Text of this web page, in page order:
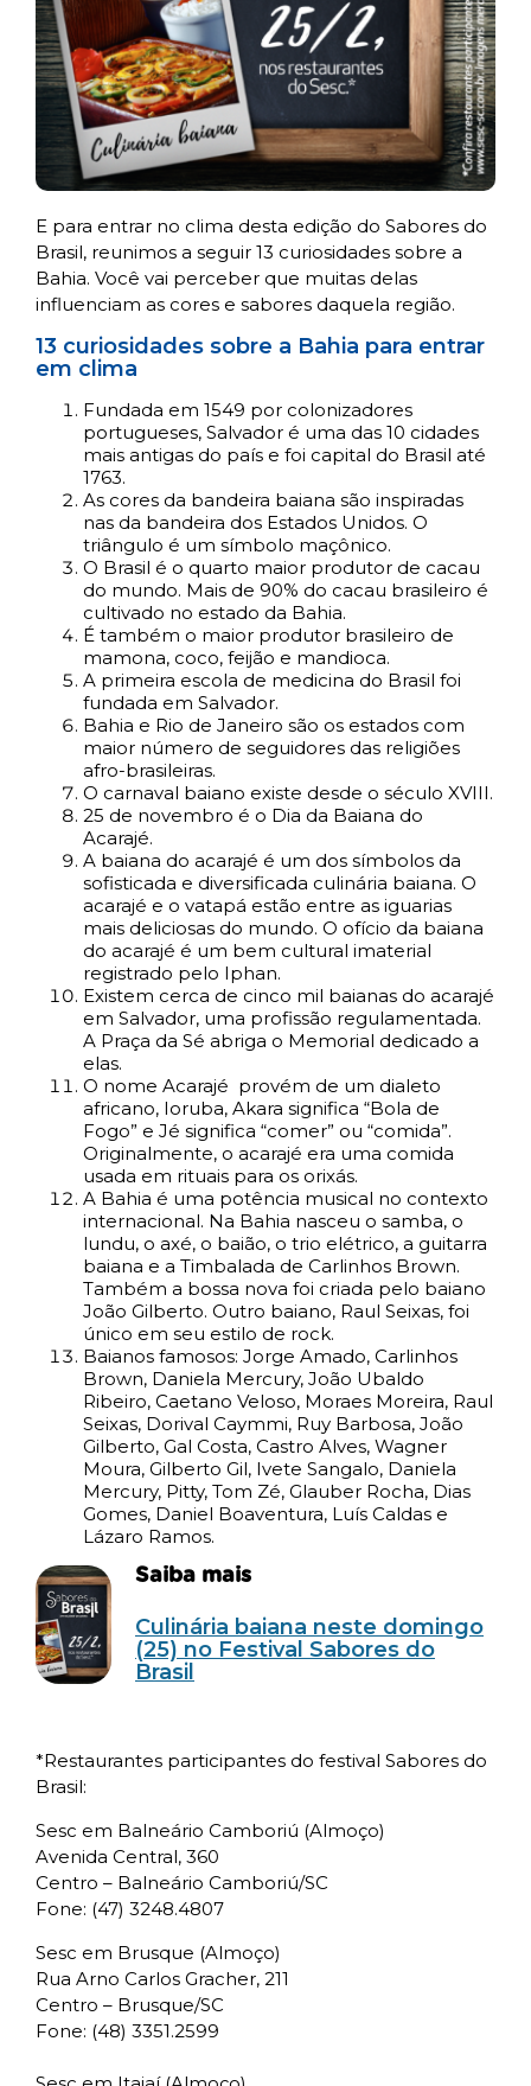
E para entrar no clima desta edição do Sabores do
Brasil, reunimos a seguir 13 curiosidades sobre a
Bahia. Você vai perceber que muitas delas
influenciam as cores e sabores daquela região.
13 curiosidades sobre a Bahia para entrar
em clima
Fundada em 1549 por colonizadores
portugueses, Salvador é uma das 10 cidades
mais antigas do país e foi capital do Brasil até
1763.
As cores da bandeira baiana são inspiradas
nas da bandeira dos Estados Unidos. O
triângulo é um símbolo maçônico.
O Brasil é o quarto maior produtor de cacau
do mundo. Mais de 90% do cacau brasileiro é
cultivado no estado da Bahia.
É também o maior produtor brasileiro de
mamona, coco, feijão e mandioca.
A primeira escola de medicina do Brasil foi
fundada em Salvador.
Bahia e Rio de Janeiro são os estados com
maior número de seguidores das religiões
afro-brasileiras.
O carnaval baiano existe desde o século XVIII.
25 de novembro é o Dia da Baiana do
Acarajé.
A baiana do acarajé é um dos símbolos da
sofisticada e diversificada culinária baiana. O
acarajé e o vatapá estão entre as iguarias
mais deliciosas do mundo. O ofício da baiana
do acarajé é um bem cultural imaterial
registrado pelo Iphan.
Existem cerca de cinco mil baianas do acarajé
em Salvador, uma profissão regulamentada.
A Praça da Sé abriga o Memorial dedicado a
elas.
O nome Acarajé provém de um dialeto
africano, Ioruba, Akara significa “Bola de
Fogo” e Jé significa “comer” ou “comida”.
Originalmente, o acarajé era uma comida
usada em rituais para os orixás.
A Bahia é uma potência musical no contexto
internacional. Na Bahia nasceu o samba, o
lundu, o axé, o baião, o trio elétrico, a guitarra
baiana e a Timbalada de Carlinhos Brown.
Também a bossa nova foi criada pelo baiano
João Gilberto. Outro baiano, Raul Seixas, foi
único em seu estilo de rock.
Baianos famosos: Jorge Amado, Carlinhos
Brown, Daniela Mercury, João Ubaldo
Ribeiro, Caetano Veloso, Moraes Moreira, Raul
Seixas, Dorival Caymmi, Ruy Barbosa, João
Gilberto, Gal Costa, Castro Alves, Wagner
Moura, Gilberto Gil, Ivete Sangalo, Daniela
Mercury, Pitty, Tom Zé, Glauber Rocha, Dias
Gomes, Daniel Boaventura, Luís Caldas e
Lázaro Ramos.
Saiba mais
Culinária baiana neste domingo
(25) no Festival Sabores do
Brasil
*Restaurantes participantes do festival Sabores do
Brasil:
Sesc em Balneário Camboriú (Almoço)
Avenida Central, 360
Centro – Balneário Camboriú/SC
Fone: (47) 3248.4807
Sesc em Brusque (Almoço)
Rua Arno Carlos Gracher, 211
Centro – Brusque/SC
Fone: (48) 3351.2599